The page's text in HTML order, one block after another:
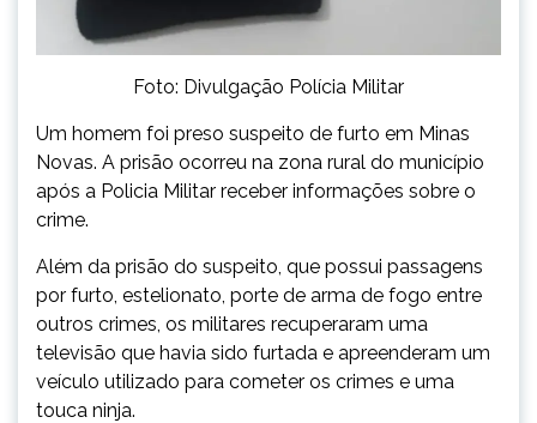
Foto: Divulgação Polícia Militar
Um homem foi preso suspeito de furto em Minas
Novas. A prisão ocorreu na zona rural do município
após a Policia Militar receber informações sobre o
crime.
Além da prisão do suspeito, que possui passagens
por furto, estelionato, porte de arma de fogo entre
outros crimes, os militares recuperaram uma
televisão que havia sido furtada e apreenderam um
veículo utilizado para cometer os crimes e uma
touca ninja.